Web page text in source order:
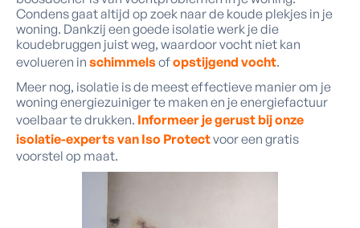
Condens gaat altijd op zoek naar de koude plekjes in je
woning. Dankzij een goede isolatie werk je die
koudebruggen juist weg, waardoor vocht niet kan
evolueren in schimmelsofopstijgend vocht.
Meer nog, isolatie is de meest effectieve manier om je
woning energiezuiniger te maken en je energiefactuur
voelbaar te drukken. Informeer je gerust bij onze
isolatie-experts van Iso Protectvoor een gratis
voorstel op maat.